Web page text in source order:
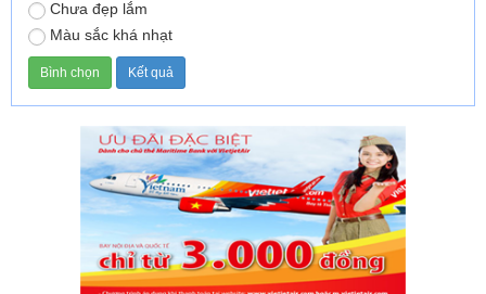
Chưa đẹp lắm
Màu sắc khá nhạt